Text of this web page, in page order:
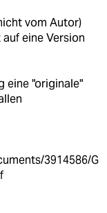
vom Autor)
eine Version
eine "originale"
3914586/G